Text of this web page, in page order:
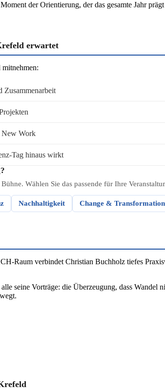
der Orientierung, der das gesamte Jahr
erwartet
Zusammenarbeit
New Work
Tag hinaus wirkt
Wählen Sie das passende für Ihre
Nachhaltigkeit Change & Transformation
Raum verbindet Christian Buchholz tiefes
seine Vorträge: die Überzeugung, dass